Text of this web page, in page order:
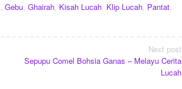
, Gebu, Ghairah, Kisah Lucah, Klip Lucah, Pantat,
Next post
Sepupu Comel Bohsia Ganas – Melayu Cerita
Lucah